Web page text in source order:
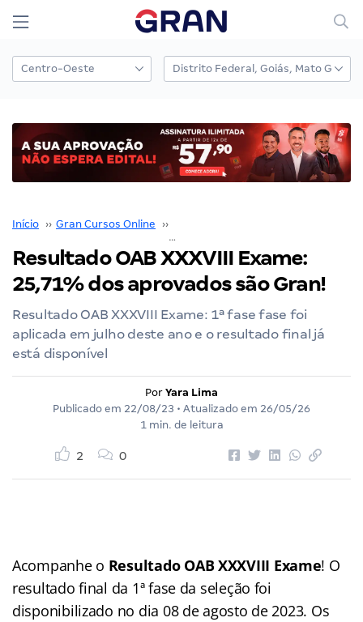
Início ›› Gran Cursos Online ››
Resultado OAB XXXVIII Exame:
25,71% dos aprovados são Gran!
Resultado OAB XXXVIII Exame: 1ª fase fase foi
aplicada em julho deste ano e o resultado final já
está disponível
Por Yara Lima
Publicado em 22/08/23 • Atualizado em 26/05/26
1 min. de leitura
2 0
Acompanhe o Resultado OAB XXXVIII Exame! O
resultado final da 1ª fase da seleção foi
disponibilizado no dia 08 de agosto de 2023. Os